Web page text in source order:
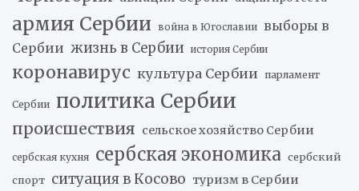
армия Сербии война в Югославии
выборы в
Сербии жизнь в Сербии история Сербии
коронавирус культура Сербии парламент
Сербии политика Сербии
происшествия сельское хозяйство Сербии
сербская кухня сербская экономика сербский
спорт ситуация в Косово туризм в Сербии